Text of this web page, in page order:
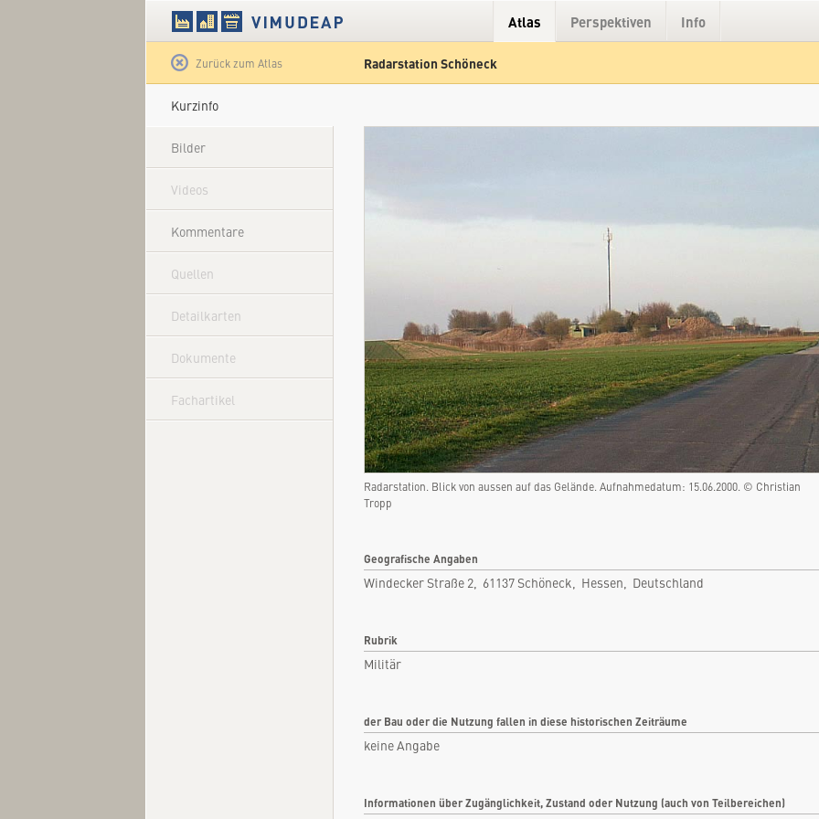
Atlas Perspektiven Info
Zurück zum Atlas Radarstation Schöneck
Kurzinfo
Bilder
Videos
Kommentare
Quellen
Detailkarten
Dokumente
Fachartikel
Radarstation. Blick von aussen auf das Gelände. Aufnahmedatum: 15.06.2000. © Christian
Tropp
Geografische Angaben
Windecker Straße 2, 61137 Schöneck, Hessen, Deutschland
Rubrik
Militär
der Bau oder die Nutzung fallen in diese historischen Zeiträume
keine Angabe
Informationen über Zugänglichkeit, Zustand oder Nutzung (auch von Teilbereichen)
Satellit Hybrid Gelände
Radarstation Schöneck
Schöneck, Hessen, Deutschland
Rubrik: Militär
Kurzinfo
Bilder
Kommentare
Quellen
Detailkarten